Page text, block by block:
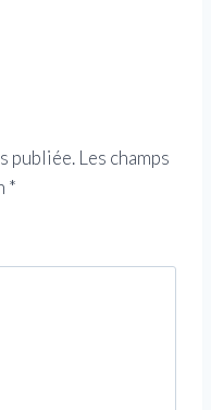
publiée. Les champs
*